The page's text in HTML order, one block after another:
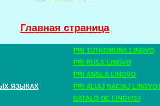
Главная страница
PRI TUTKOMUNA LINGVO
PRI RUSA LINGVO
PRI ANGLA LINGVO
ЯЗЫКАХ
PRI ALIAJ NACIAJ
BATALO DE LINGVOJ